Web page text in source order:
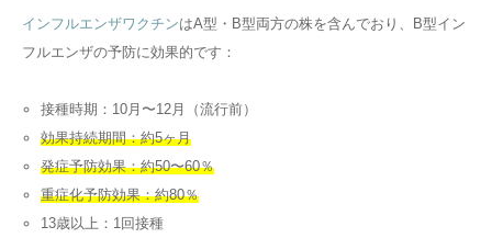
インフルエンザワクチンはA型・B型両方の株を含んでおり、B型イン
フルエンザの予防に効果的です：
接種時期：10月〜12月（流行前）
効果持続期間：約5ヶ月
発症予防効果：約50〜60％
重症化予防効果：約80％
13歳以上：1回接種